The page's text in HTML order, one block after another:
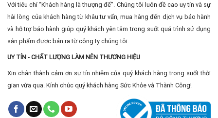
Với tiêu chí “Khách hàng là thượng đế”. Chúng tôi luôn đề cao uy tín và sự
hài lòng của khách hàng từ khâu tư vấn, mua hàng đến dịch vụ bảo hành
và hỗ trợ bảo hành giúp quý khách yên tâm trong suốt quá trình sử dụng
sản phẩm được bán ra từ công ty chúng tôi.
UY TÍN - CHẤT LƯỢNG LÀM NÊN THƯƠNG HIỆU
Xin chân thành cảm ơn sự tín nhiệm của quý khách hàng trong suốt thời
gian vừa qua. Kính chúc quý khách hàng Sức Khỏe và Thành Công!